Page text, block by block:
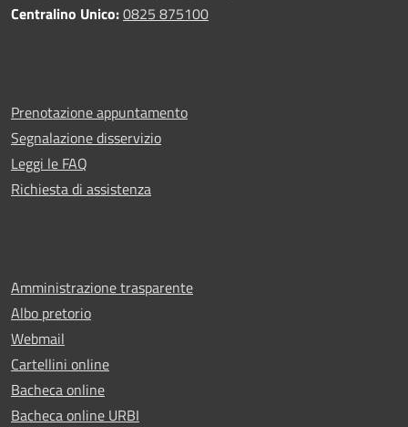
Centralino Unico:0825 875100
Prenotazione appuntamento
Segnalazione disservizio
Leggi le FAQ
Richiesta di assistenza
Amministrazione trasparente
Albo pretorio
Webmail
Cartellini online
Bacheca online
Bacheca online URBI